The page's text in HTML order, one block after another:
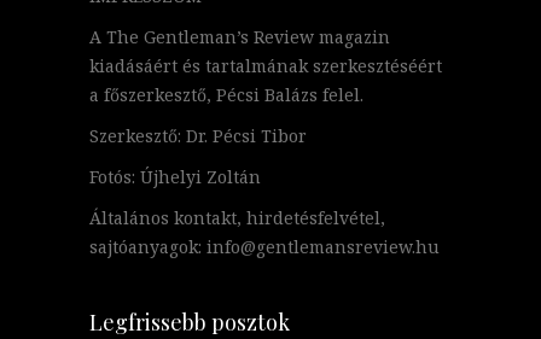
A The Gentleman’s Review magazin
kiadásáért és tartalmának szerkesztéséért
a főszerkesztő, Pécsi Balázs felel.
Szerkesztő: Dr. Pécsi Tibor
Fotós: Újhelyi Zoltán
Általános kontakt, hirdetésfelvétel,
sajtóanyagok: info@gentlemansreview.hu
Legfrissebb posztok